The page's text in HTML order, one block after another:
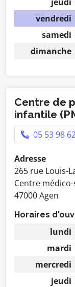
vendredi
samedi
dimanche
Centre de
infantile
05 53 98
Adresse
265 rue Louis-
Centre
47000 Agen
Horaires
lundi
mardi
mercredi
jeudi